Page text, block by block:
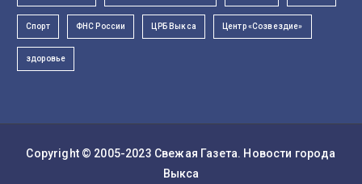
Спорт ФНС России ЦРБ Выкса Центр «Созвездие»
здоровье
Copyright © 2005-2023 Свежая Газета. Новости города
Выкса